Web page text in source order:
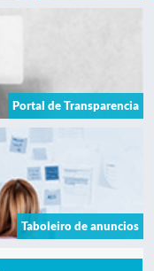
Portal de Transparencia
Taboleiro de anuncios